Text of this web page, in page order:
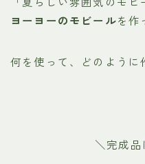
ヨーヨーのモビールを作
何を使って、どのように
＼完成